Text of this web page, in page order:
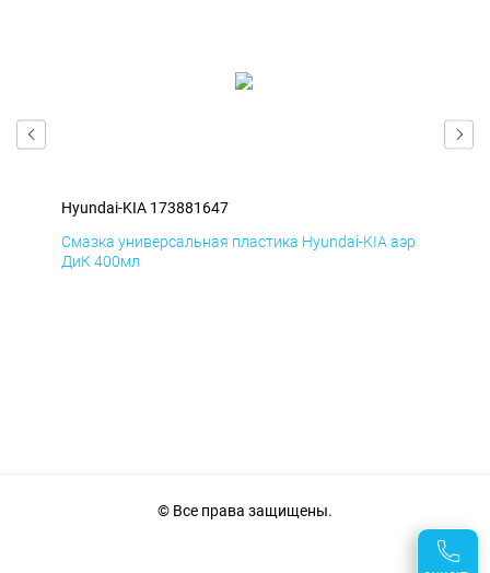
Hyundai-KIA 173881647
Смазка универсальная пластика Hyundai-KIA аэр
ДиК 400мл
© Все права защищены.